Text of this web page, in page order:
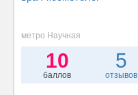
метро Научная
10
баллов
5
отзывов